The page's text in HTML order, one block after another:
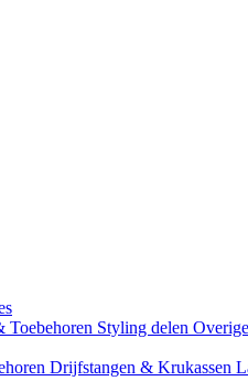
Toebehoren Styling delen
Drijfstangen & Krukassen